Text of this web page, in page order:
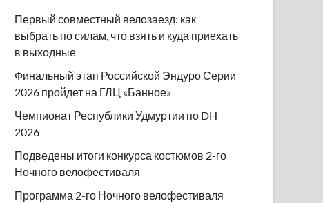
Первый совместный велозаезд: как
выбрать по силам, что взять и куда приехать
в выходные
Финальный этап Российской Эндуро Серии
2026 пройдет на ГЛЦ «Банное»
Чемпионат Республики Удмуртии по DH
2026
Подведены итоги конкурса костюмов 2-го
Ночного велофестиваля
Программа 2-го Ночного велофестиваля